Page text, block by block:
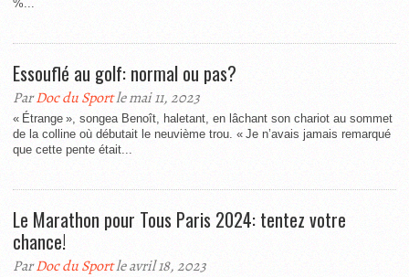
%...
Essouflé au golf: normal ou pas?
ParDoc du Sportle mai 11, 2023
« Étrange », songea Benoît, haletant, en lâchant son chariot au sommet
de la colline où débutait le neuvième trou. « Je n’avais jamais remarqué
que cette pente était...
Le Marathon pour Tous Paris 2024: tentez votre
chance!
ParDoc du Sportle avril 18, 2023